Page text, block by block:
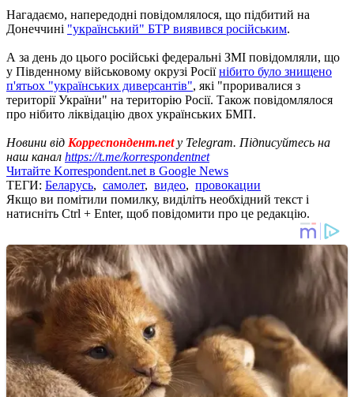
Нагадаємо, напередодні повідомлялося, що підбитий на
Донеччині "український" БТР виявився російським.
А за день до цього російські федеральні ЗМІ повідомляли, що
у Південному військовому окрузі Росіїнібито було знищено
п'ятьох "українських диверсантів", які "проривалися з
території України" на територію Росії. Також повідомлялося
про нібито ліквідацію двох українських БМП.
Новини від Корреспондент.netу Telegram. Підписуйтесь на
наш канал https://t.me/korrespondentnet
Читайте Korrespondent.net в Google News
ТЕГИ: Беларусь, самолет, видео, провокации
Якщо ви помітили помилку, виділіть необхідний текст і
натисніть Ctrl + Enter, щоб повідомити про це редакцію.